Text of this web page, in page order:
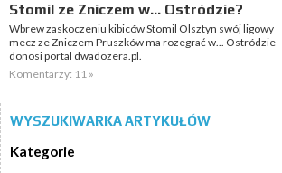
Stomil ze Zniczem w... Ostródzie?
Wbrew zaskoczeniu kibiców Stomil Olsztyn swój ligowy
mecz ze Zniczem Pruszków ma rozegrać w... Ostródzie -
donosi portal dwadozera.pl.
Komentarzy: 11 »
WYSZUKIWARKA ARTYKUŁÓW
Kategorie